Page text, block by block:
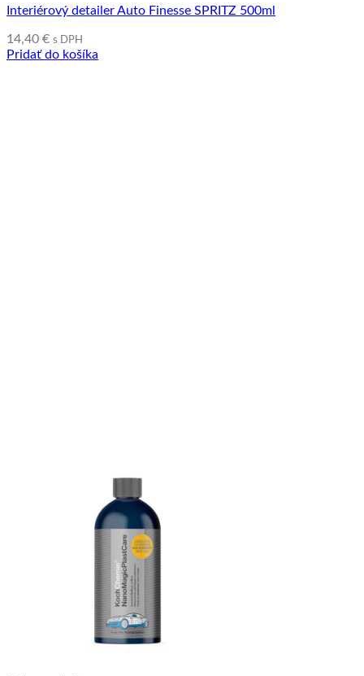
Interiérový detailer Auto Finesse SPRITZ 500ml
14,40 € s DPH
Pridať do košíka